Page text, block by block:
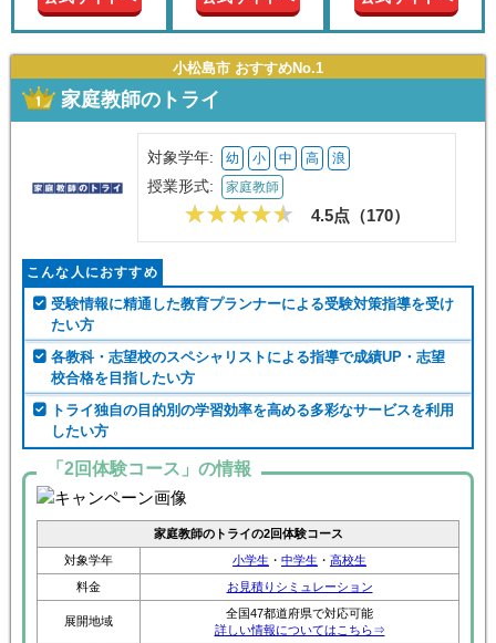
授業形
式
この条件で絞り込む
小松島市 おすすめNo.1
家庭教師のトライ
対象学年: 幼 小 中 高 浪
授業形式: 家庭教師
4.5点（170）
こんな人におすすめ
受験情報に精通した教育プランナーによる受験対策指導を受け
たい方
各教科・志望校のスペシャリストによる指導で成績UP・志望
校合格を目指したい方
トライ独自の目的別の学習効率を高める多彩なサービスを利用
したい方
「2回体験コース」の情報
家庭教師のトライの2回体験コース
対象学年
小学生 ・ 中学生 ・ 高校生
料金
お見積りシミュレーション
展開地域
全国47都道府県で対応可能
詳しい情報についてはこちら⇒